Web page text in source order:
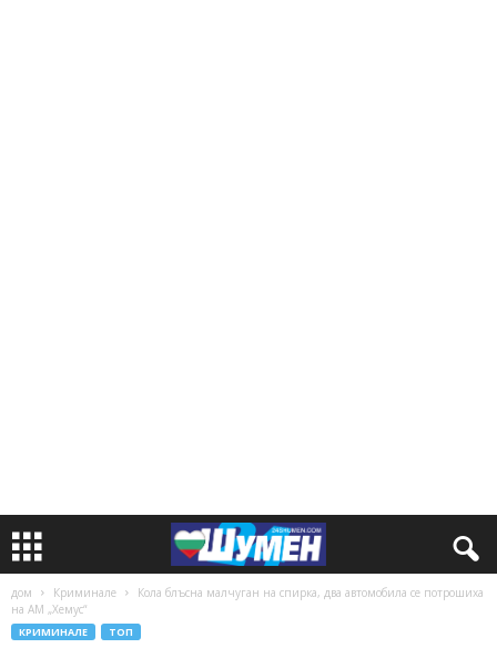
дом Криминале
Кола блъсна малчуган на спирка, два автомобила се потрошиха
на АМ „Хемус“
КРИМИНАЛЕ ТОП